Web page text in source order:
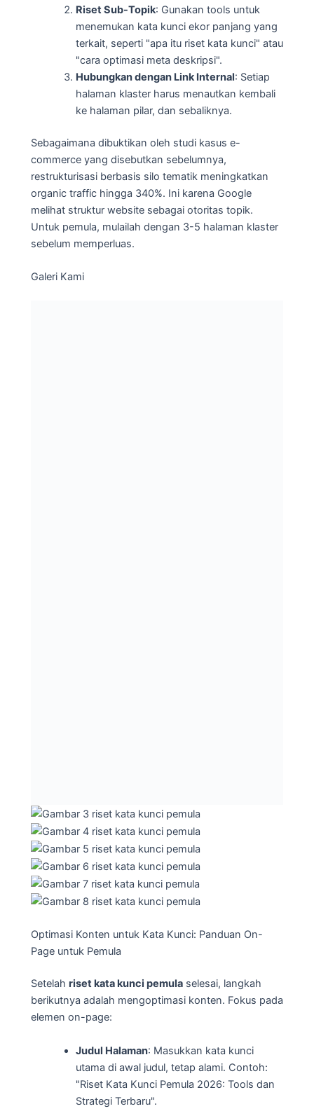
Riset Sub-Topik: Gunakan tools untuk
menemukan kata kunci ekor panjang yang
terkait, seperti "apa itu riset kata kunci" atau
"cara optimasi meta deskripsi".
Hubungkan dengan Link Internal: Setiap
halaman klaster harus menautkan kembali
ke halaman pilar, dan sebaliknya.
Sebagaimana dibuktikan oleh studi kasus e-
commerce yang disebutkan sebelumnya,
restrukturisasi berbasis silo tematik meningkatkan
organic traffic hingga 340%. Ini karena Google
melihat struktur website sebagai otoritas topik.
Untuk pemula, mulailah dengan 3-5 halaman klaster
sebelum memperluas.
Galeri Kami
Optimasi Konten untuk Kata Kunci: Panduan On-
Page untuk Pemula
Setelah riset kata kunci pemula selesai, langkah
berikutnya adalah mengoptimasi konten. Fokus pada
elemen on-page:
Judul Halaman: Masukkan kata kunci
utama di awal judul, tetap alami. Contoh:
"Riset Kata Kunci Pemula 2026: Tools dan
Strategi Terbaru".